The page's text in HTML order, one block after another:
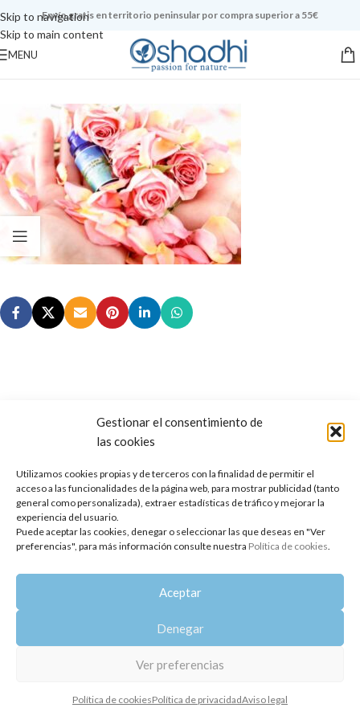
Gestionar el consentimiento de
las cookies
Utilizamos cookies propias y de terceros con la finalidad de permitir el
acceso a las funcionalidades de la página web, para mostrar publicidad (tanto
general como personalizada), extraer estadísticas de tráfico y mejorar la
experiencia del usuario.
Puede aceptar las cookies, denegar o seleccionar las que deseas en "Ver
preferencias", para más información consulte nuestra Política de cookies.
Aceptar
Denegar
Ver preferencias
Política de cookiesPolítica de privacidadAviso legal
Skip to navigation
Skip to main content
Envío gratis en territorio peninsular por compra superior a 55€
MENU
Copyright 2014-2025
Política de privacidad Aviso legal | Política de cookies